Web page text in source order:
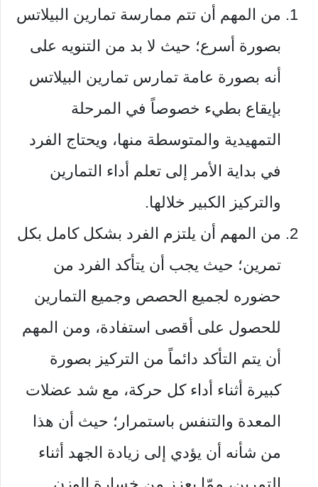
من المهم أن تتم ممارسة تمارين البيلاتس
بصورة أسرع؛ حيث لا بد من التنويه على
أنه بصورة عامة تمارس تمارين البيلاتس
بإيقاع بطيء خصوصاً في المرحلة
التمهيدية والمتوسطة منها، ويحتاج الفرد
في بداية الأمر إلى تعلم أداء التمارين
والتركيز الكبير خلالها.
من المهم أن يلتزم الفرد بشكل كامل بكل
تمرين؛ حيث يجب أن يتأكد الفرد من
حضوره لجميع الحصص وجميع التمارين
للحصول على أقصى استفادة، ومن المهم
أن يتم التأكد دائماً من التركيز بصورة
كبيرة أثناء أداء كل حركة، مع شد عضلات
المعدة والتنفس باستمرار؛ حيث أن هذا
من شأنه أن يؤدي إلى زيادة الجهد أثناء